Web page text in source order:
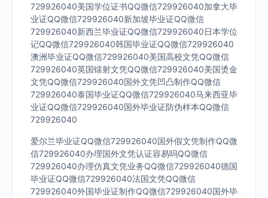
729926040美国学位证书QQ微信729926040加拿大毕
业证QQ微信729926040新加坡毕业证QQ微信
729926040新西兰毕业证QQ微信729926040日本学位
记QQ微信729926040韩国毕业证QQ微信729926040
澳洲毕业证QQ微信729926040美国高校文凭QQ微信
729926040英国镭射文凭QQ微信729926040美国烫金
文凭QQ微信729926040国外文凭凹凸制作QQ微信
729926040泰国毕业证QQ微信729926040马来西亚毕
业证QQ微信729926040国外毕业证防伪样本QQ微信
729926040
爱尔兰毕业证QQ微信729926040国外假文凭制作QQ微
信729926040办理国外文凭认证容易吗QQ微信
729926040办理仿真文凭业务QQ微信729926040德国
毕业证QQ微信729926040法国文凭QQ微信
729926040外国毕业证制作QQ微信729926040国外毕